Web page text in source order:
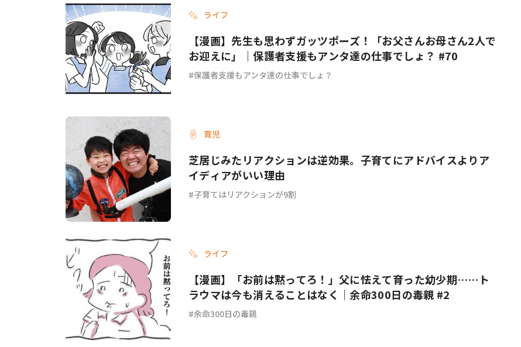
ライフ
【漫画】先生も思わずガッツポーズ！「お父さんお母さん2人で
お迎えに」｜保護者支援もアンタ達の仕事でしょ？ #70
保護者支援もアンタ達の仕事でしょ？
育児
芝居じみたリアクションは逆効果。子育てにアドバイスよりア
イディアがいい理由
子育てはリアクションが9割
ライフ
【漫画】「お前は黙ってろ！」父に怯えて育った幼少期……ト
ラウマは今も消えることはなく｜余命300日の毒親 #2
余命300日の毒親